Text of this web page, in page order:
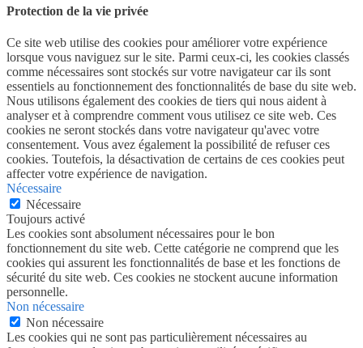
Protection de la vie privée
Ce site web utilise des cookies pour améliorer votre expérience
lorsque vous naviguez sur le site. Parmi ceux-ci, les cookies classés
comme nécessaires sont stockés sur votre navigateur car ils sont
essentiels au fonctionnement des fonctionnalités de base du site web.
Nous utilisons également des cookies de tiers qui nous aident à
analyser et à comprendre comment vous utilisez ce site web. Ces
cookies ne seront stockés dans votre navigateur qu'avec votre
consentement. Vous avez également la possibilité de refuser ces
cookies. Toutefois, la désactivation de certains de ces cookies peut
affecter votre expérience de navigation.
Nécessaire
Nécessaire
Toujours activé
Les cookies sont absolument nécessaires pour le bon
fonctionnement du site web. Cette catégorie ne comprend que les
cookies qui assurent les fonctionnalités de base et les fonctions de
sécurité du site web. Ces cookies ne stockent aucune information
personnelle.
Non nécessaire
Non nécessaire
Les cookies qui ne sont pas particulièrement nécessaires au